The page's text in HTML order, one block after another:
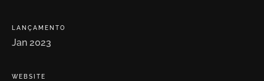
LANÇAMENTO
Jan 2023
WEBSITE